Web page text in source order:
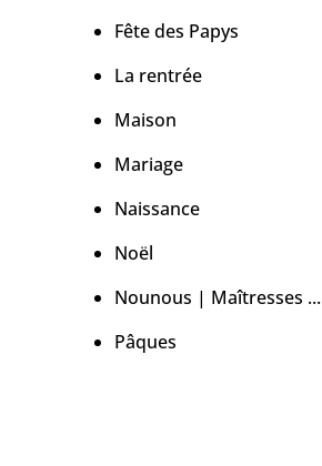
Fête des Papys
La rentrée
Maison
Mariage
Naissance
Noël
Nounous | Maîtresses ...
Pâques